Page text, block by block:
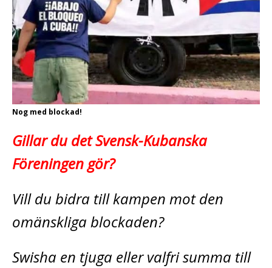
Nog med blockad!
Gillar du det Svensk-Kubanska
Föreningen gör?
Vill du bidra till kampen mot den
omänskliga blockaden?
Swisha en tjuga eller valfri summa till